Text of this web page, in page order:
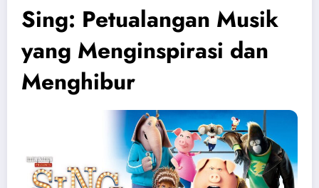
Sing: Petualangan Musik
yang Menginspirasi dan
Menghibur